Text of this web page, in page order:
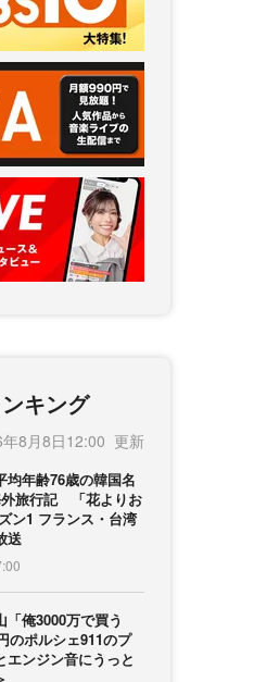
キング
8月8日12:00
均年齢76歳の韓国名
旅行記 「花よりお
ン1 フランス・台湾
送
「俺3000万で買う
のポルシェ911のプ
エンジン音にうっと